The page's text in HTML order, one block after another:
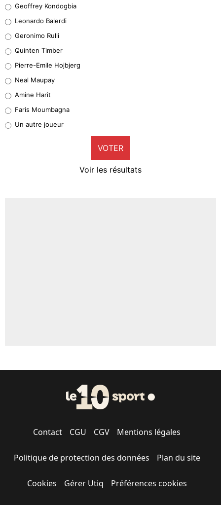
38%
32%
5%
1%
9%
Geoffrey Kondogbia
Leonardo Balerdi
Geronimo Rulli
Quinten Timber
Pierre-Emile Hojbjerg
Neal Maupay
Amine Harit
Faris Moumbagna
Un autre joueur
VOTER
Voir les résultats
Contact CGU CGV Mentions légales
Politique de protection des données Plan du site
Cookies Gérer Utiq Préférences cookies